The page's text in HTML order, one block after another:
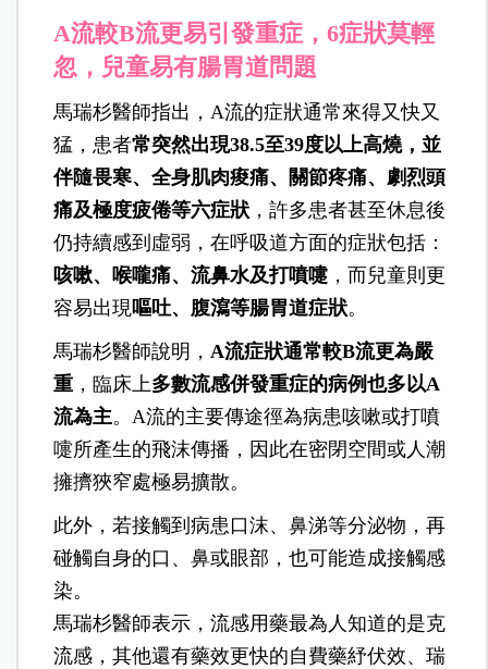
A流較B流更易引發重症，6症狀莫輕
忽，兒童易有腸胃道問題
馬瑞杉醫師指出，A流的症狀通常來得又快又
猛，患者常突然出現38.5至39度以上高燒，並
伴隨畏寒、全身肌肉痠痛、關節疼痛、劇烈頭
痛及極度疲倦等六症狀 ，許多患者甚至休息後
仍持續感到虛弱，在呼吸道方面的症狀包括：
咳嗽、喉嚨痛、流鼻水及打噴嚏 ，而兒童則更
容易出現嘔吐、腹瀉等腸胃道症狀。
馬瑞杉醫師說明，A流症狀通常較B流更為嚴
重 ，臨床上多數流感併發重症的病例也多以A
流為主。A流的主要傳途徑為病患咳嗽或打噴
嚏所產生的飛沫傳播，因此在密閉空間或人潮
擁擠狹窄處極易擴散。
此外，若接觸到病患口沫、鼻涕等分泌物，再
碰觸自身的口、鼻或眼部，也可能造成接觸感
染。
馬瑞杉醫師表示，流感用藥最為人知道的是克
流感，其他還有藥效更快的自費藥紓伏效、瑞